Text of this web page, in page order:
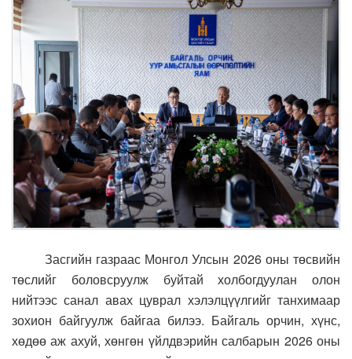
Засгийн газраас Монгол Улсын 2026 оны төсвийн
төслийг боловсруулж буйтай холбогдуулан олон
нийтээс санал авах цуврал хэлэлцүүлгийг танхимаар
зохион байгуулж байгаа билээ. Байгаль орчин, хүнс,
хөдөө аж ахуй, хөнгөн үйлдвэрийн салбарын 2026 оны